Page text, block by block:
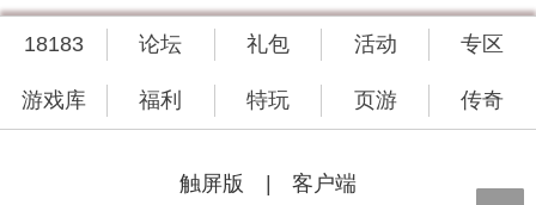
18183 论坛 礼包 活动 专区
游戏库 福利 特玩 页游 传奇
触屏版 | 客户端